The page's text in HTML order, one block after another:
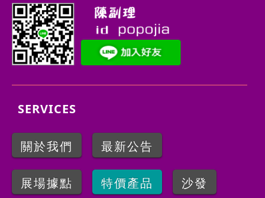
SERVICES
關於我們 最新公告
展場據點 特價產品 沙發